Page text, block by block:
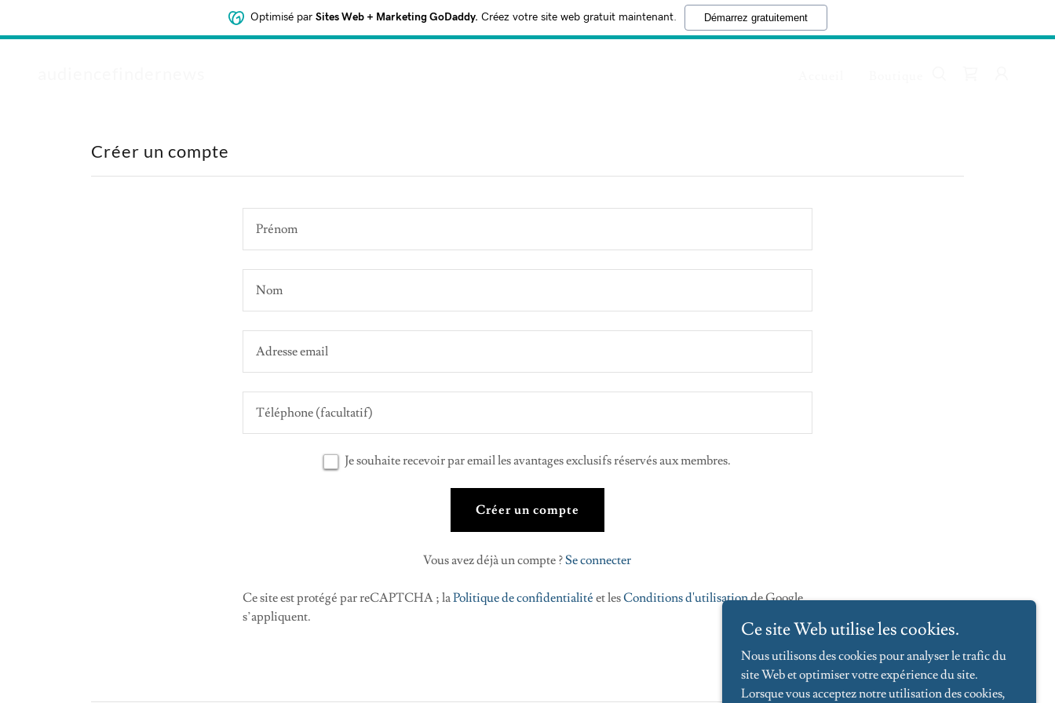
Optimisé par Sites Web + Marketing GoDaddy. Créez votre site web gratuit maintenant. Démarrez gratuitement
Créer un compte
Je souhaite recevoir par email les avantages exclusifs réservés aux membres.
Créer un compte
Vous avez déjà un compte ?Se connecter
Ce site est protégé par reCAPTCHA ; laPolitique de confidentialité et lesConditions d'utilisationde Google
s’appliquent.
Ce site Web utilise les cookies.
Nous utilisons des cookies pour analyser le trafic du
site Web et optimiser votre expérience du site.
Lorsque vous acceptez notre utilisation des cookies,